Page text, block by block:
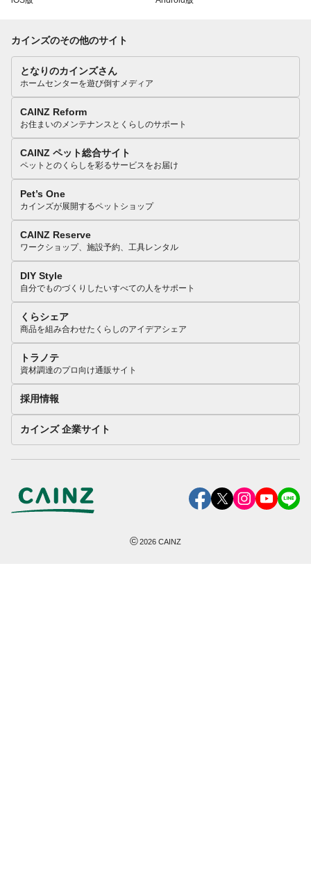
カインズのその他のサイト
となりのカインズさん
ホームセンターを遊び倒すメディア
CAINZ Reform
お住まいのメンテナンスとくらしのサポート
CAINZ ペット総合サイト
ペットとのくらしを彩るサービスをお届け
Pet’s One
カインズが展開するペットショップ
CAINZ Reserve
ワークショップ、施設予約、工具レンタル
DIY Style
自分でものづくりしたいすべての人をサポート
くらシェア
商品を組み合わせたくらしのアイデアシェア
トラノテ
資材調達のプロ向け通販サイト
採用情報
カインズ 企業サイト
©2026 CAINZ